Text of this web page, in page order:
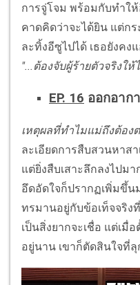
การจู่โจม พร้อมกับทำใ
คาดคิดว่าจะได้ยิน แต่ก
ละทิ้งอีซูไปได้ เธอยังคง
"...ต้องจับผู้ร้ายตัวจริงให้
EP. 16 ออกอาก
เหตุผลที่ทำไมแม่ถึงต้องต
ละเอียดการสืบสวนหาส
แต่ยิ่งสืบเสาะลึกลงไปม
อึดอัดใจก็ปรากฏเพิ่มขึ้น
ทรมานอยู่กับข้อเท็จจริง
เป็นสิ่งยากจะเชื่อ แต่เมื่
อยู่นาน เขาก็ตัดสินใจที่ลุ